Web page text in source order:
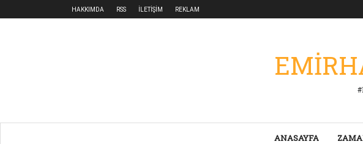
HAKKIMDA RSS İLETİŞİM REKLAM
ANASAYFA